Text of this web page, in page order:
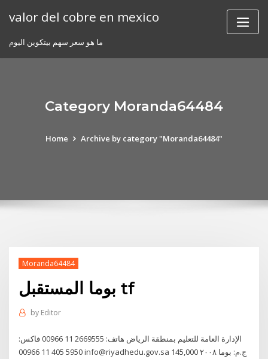
valor del cobre en mexico
ما هو سعر سهم بيتكوين اليوم
Category Moranda64484
Home Archive by category "Moranda64484"
Moranda64484
بوما المستقبل tf
by Editor
الإدارة العامة للتعليم بمنطقة الرياض هاتف: 2669555 11 00966 فاكس:
5950 405 11 00966 info@riyadhedu.gov.sa 145,000 ج.م: بوما ٢٠٠٨